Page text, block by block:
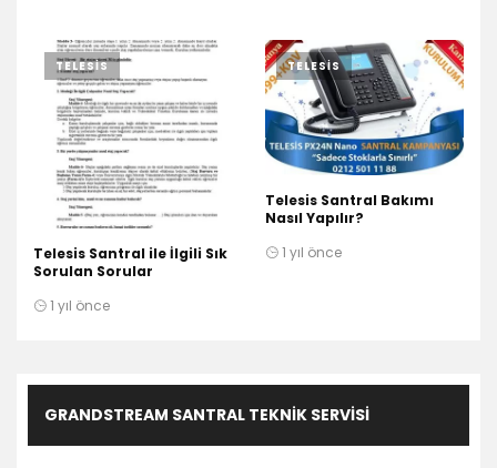
TELESIS
Telesis Santral ile İlgili Sık
Sorulan Sorular
1 yıl önce
TELESIS
Telesis Santral Bakımı
Nasıl Yapılır?
1 yıl önce
GRANDSTREAM SANTRAL TEKNIK SERVISI